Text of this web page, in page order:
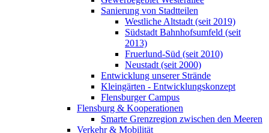
Sanierung von Stadtteilen
Westliche Altstadt (seit 2019)
Südstadt Bahnhofsumfeld (seit
2013)
Fruerlund-Süd (seit 2010)
Neustadt (seit 2000)
Entwicklung unserer Strände
Kleingärten - Entwicklungskonzept
Flensburger Campus
Flensburg & Kooperationen
Smarte Grenzregion zwischen den Meeren
Verkehr & Mobilität